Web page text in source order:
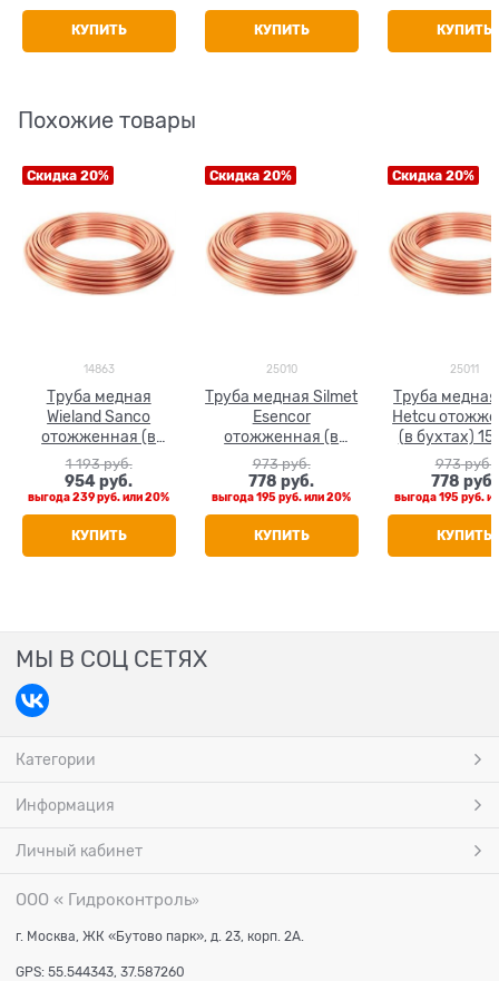
КУПИТЬ КУПИТЬ КУПИТЬ
Похожие товары
Скидка 20%
14863
Труба медная
Wieland Sanco
отожженная (в
бухтах) 15 x 1.0
1 193 руб.
954 руб.
выгода239 руб.или20%
КУПИТЬ
Скидка 20%
25010
Труба медная Silmet
Esencor
отожженная (в
бухтах) 15 x 1.0
973 руб.
778 руб.
выгода195 руб.или20%
КУПИТЬ
Скидка 20%
25011
Труба медная
Hetcu
(в бухтах) 15
973 руб.
778 руб.
выгода195 руб.
КУПИТЬ
МЫ В СОЦ СЕТЯХ
Категории
Информация
Личный кабинет
ООО « Гидроконтроль»
г. Москва, ЖК «Бутово парк», д. 23, корп. 2А.
GPS: 55.544343, 37.587260